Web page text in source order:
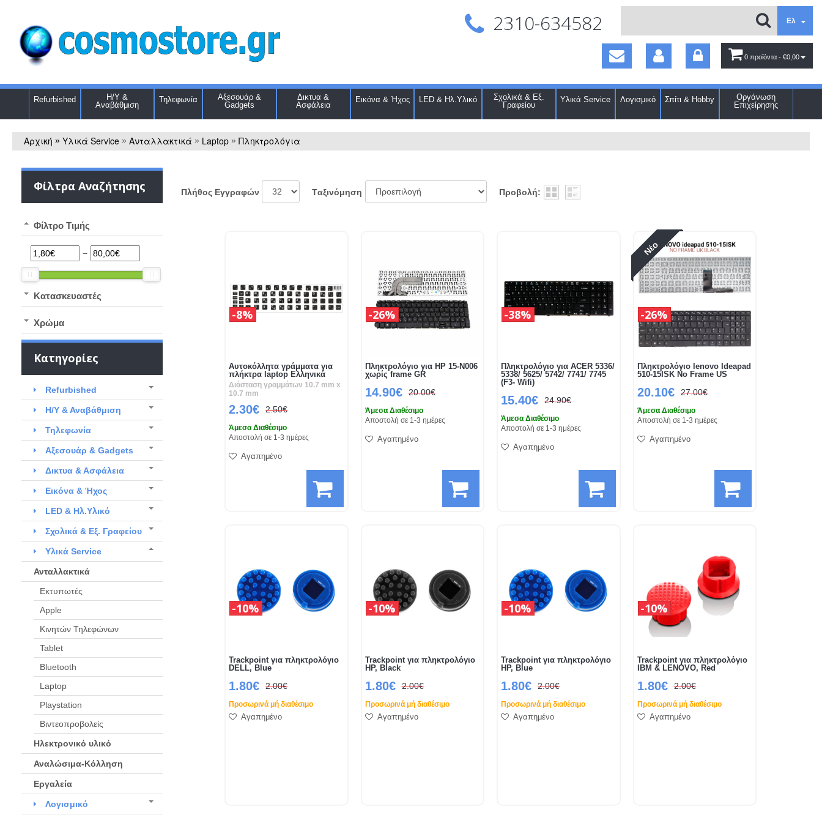
Ελ
2310-634582
0 προϊόντα - €0,00
Refurbished
Η/Υ &
Αναβάθμιση
Τηλεφωνία
Αξεσουάρ &
Gadgets
Δικτυα &
Ασφάλεια
Εικόνα & Ήχος LED & Ηλ.Υλικό
Σχολικά & Εξ.
Γραφείου
Υλικά Service Λογισμικό Σπίτι & Hobby
Οργάνωση
Επιχείρησης
Αρχική » Υλικά Service » Ανταλλακτικά » Laptop » Πληκτρολόγια
Φίλτρα Αναζήτησης
Φίλτρο Τιμής
−
Kατασκευαστές
Χρώμα
Κατηγορίες
Refurbished
Η/Υ & Αναβάθμιση
Τηλεφωνία
Αξεσουάρ & Gadgets
Δικτυα & Ασφάλεια
Εικόνα & Ήχος
LED & Ηλ.Υλικό
Σχολικά & Εξ. Γραφείου
Υλικά Service
Ανταλλακτικά
Εκτυπωτές
Apple
Κινητών Τηλεφώνων
Tablet
Bluetooth
Laptop
Playstation
Βιντεοπροβολείς
Ηλεκτρονικό υλικό
Αναλώσιμα-Κόλληση
Εργαλεία
Λογισμικό
Πλήθος Εγγραφών Tαξινόμηση Προβολή:
Αυτοκόλλητα γράμματα για
πλήκτρα laptop Ελληνικά
Διάσταση γραμμάτων 10.7 mm x
10.7 mm
2.30€ 2.50€
8%
Άμεσα Διαθέσιμο
Αποστολή σε 1-3 ημέρες
Αγαπημένο
Πληκτρολόγιο για HP 15-N006
χωρίς frame GR
14.90€ 20.00€
26%
Άμεσα Διαθέσιμο
Αποστολή σε 1-3 ημέρες
Αγαπημένο
Πληκτρολόγιο για ACER 5336/
5338/ 5625/ 5742/ 7741/ 7745
(F3- Wifi)
15.40€ 24.90€
38%
Άμεσα Διαθέσιμο
Αποστολή σε 1-3 ημέρες
Αγαπημένο
Νέο
Πληκτρολόγιο lenovo Ideapad
510-15ISK No Frame US
20.10€ 27.00€
26%
Άμεσα Διαθέσιμο
Αποστολή σε 1-3 ημέρες
Αγαπημένο
Trackpoint για πληκτρολόγιο
DELL, Blue
1.80€ 2.00€
10%
Προσωρινά μή διαθέσιμο
Αγαπημένο
Trackpoint για πληκτρολόγιο
HP, Black
1.80€ 2.00€
10%
Προσωρινά μή διαθέσιμο
Αγαπημένο
Trackpoint για πληκτρολόγιο
HP, Blue
1.80€ 2.00€
10%
Προσωρινά μή διαθέσιμο
Αγαπημένο
Trackpoint για πληκτρολόγιο
IBM & LENOVO, Red
1.80€ 2.00€
10%
Προσωρινά μή διαθέσιμο
Αγαπημένο